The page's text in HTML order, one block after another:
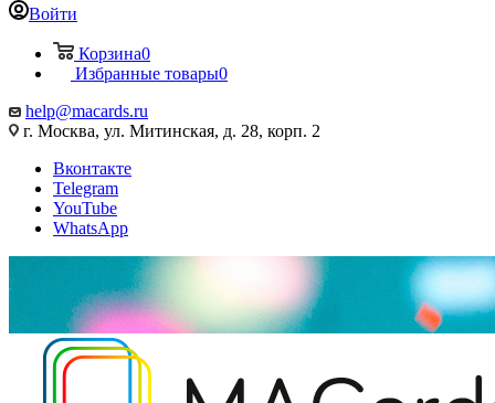
Войти
Корзина0
Избранные товары0
help@macards.ru
г. Москва, ул. Митинская, д. 28, корп. 2
Вконтакте
Telegram
YouTube
WhatsApp